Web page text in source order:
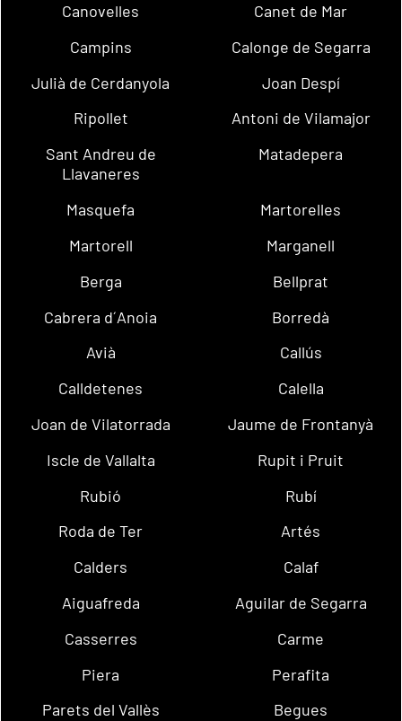
Canovelles
Canet de Mar
Campins
Calonge de Segarra
Julià de Cerdanyola
Joan Despí
Ripollet
Antoni de Vilamajor
Sant Andreu de
Llavaneres
Matadepera
Masquefa
Martorelles
Martorell
Marganell
Berga
Bellprat
Cabrera d´Anoia
Borredà
Avià
Callús
Calldetenes
Calella
Joan de Vilatorrada
Jaume de Frontanyà
Iscle de Vallalta
Rupit i Pruit
Rubió
Rubí
Roda de Ter
Artés
Calders
Calaf
Aiguafreda
Aguilar de Segarra
Casserres
Carme
Piera
Perafita
Parets del Vallès
Begues